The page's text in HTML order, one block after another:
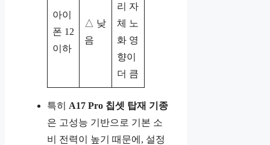
아이
폰 12
이하
△ 낮
음
리 자
체 노
화 영
향이
더 큼
특히 A17 Pro 칩셋 탑재 기종
은 고성능 기반으로 기본 소
비 전력이 높기 때문에, 설정